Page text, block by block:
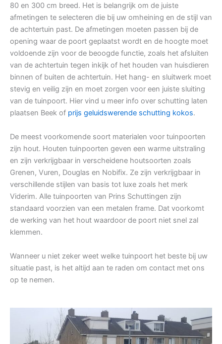
80 en 300 cm breed. Het is belangrijk om de juiste
afmetingen te selecteren die bij uw omheining en de stijl van
de achtertuin past. De afmetingen moeten passen bij de
opening waar de poort geplaatst wordt en de hoogte moet
voldoende zijn voor de beoogde functie, zoals het afsluiten
van de achtertuin tegen inkijk of het houden van huisdieren
binnen of buiten de achtertuin. Het hang- en sluitwerk moet
stevig en veilig zijn en moet zorgen voor een juiste sluiting
van de tuinpoort. Hier vind u meer info over schutting laten
plaatsen Beek of prijs geluidswerende schutting kokos.
De meest voorkomende soort materialen voor tuinpoorten
zijn hout. Houten tuinpoorten geven een warme uitstraling
en zijn verkrijgbaar in verscheidene houtsoorten zoals
Grenen, Vuren, Douglas en Nobifix. Ze zijn verkrijgbaar in
verschillende stijlen van basis tot luxe zoals het merk
Viderim. Alle tuinpoorten van Prins Schuttingen zijn
standaard voorzien van een metalen frame. Dat voorkomt
de werking van het hout waardoor de poort niet snel zal
klemmen.
Wanneer u niet zeker weet welke tuinpoort het beste bij uw
situatie past, is het altijd aan te raden om contact met ons
op te nemen.